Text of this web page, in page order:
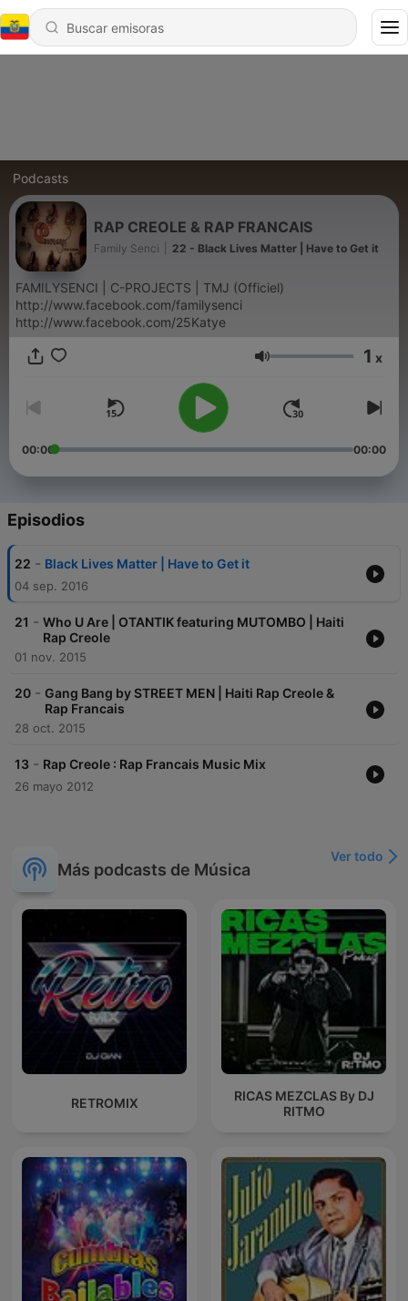
Podcasts
RAP CREOLE & RAP FRANCAIS
Family Senci 22 - Black Lives Matter | Have to Get it
FAMILYSENCI | C-PROJECTS | TMJ (Officiel)
http://www.facebook.com/familysenci
http://www.facebook.com/25Katye
Volumen 1 x
00:00 00:00
Episodios
22 - Black Lives Matter | Have to Get it
04 sep. 2016
21 - Who U Are | OTANTIK featuring MUTOMBO | Haiti
Rap Creole
01 nov. 2015
20 - Gang Bang by STREET MEN | Haiti Rap Creole &
Rap Francais
28 oct. 2015
13 - Rap Creole : Rap Francais Music Mix
26 mayo 2012
Más podcasts de Música
Ver todo
RETROMIX
RICAS MEZCLAS By DJ
RITMO